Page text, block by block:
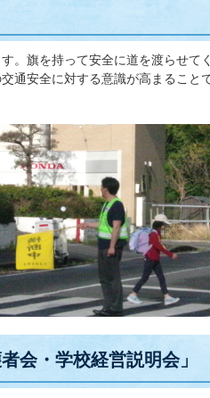
。旗を持って安全に道を渡らせて
通安全に対する意識が高まること
会・学校経営説明会」